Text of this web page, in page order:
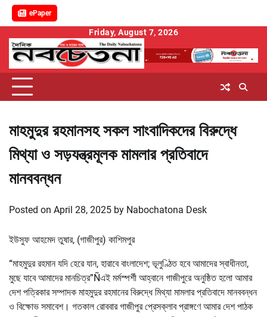
ePaper
content
Friday, August 7, 2026
মাহমুদুর রহমানসহ সকল সাংবাদিকদের বিরুদ্ধে
মিথ্যা ও সড়যন্ত্রমূলক মামলার প্রতিবাদে
মানববন্ধন
Posted on April 28, 2025 by Nabochatona Desk
ইউসুফ আহমেদ তুষার, (গাজীপুর) কাশিমপুর
“মাহমুদুর রহমান যদি হেরে যান, হারাবে বাংলাদেশ; ভূলুণ্ঠিত হবে আমাদের স্বাধীনতা,
মুছে যাবে আমাদের মানচিত্র”Ñএই মর্মস্পর্শী আহ্বানে গাজীপুরে অনুষ্ঠিত হলো আমার
দেশ পত্রিকার সম্পাদক মাহমুদুর রহমানের বিরুদ্ধে মিথ্যা মামলার প্রতিবাদে মানববন্ধন
ও বিক্ষোভ সমাবেশ। গতকাল রোববার গাজীপুর প্রেসক্লাব প্রাঙ্গণে আমার দেশ পাঠক